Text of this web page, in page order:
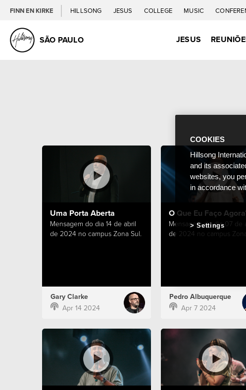
FINN EN KIRKE HILLSONG JESUS COLLEGE MUSIC
SÃO PAULO JESUS
Uma Porta Aberta
Mensagem do dia 14 de abril
de 2024 no campus Zona Sul.
Gary Clarke
Apr 14 2024
O Que Eu Faço
Mensagem do dia 07 de
de 2024 no campus
Pedro Albuquerque
Apr 7 2024
COOKIES
Hillsong
and its
websites, you
in accordance
Settings